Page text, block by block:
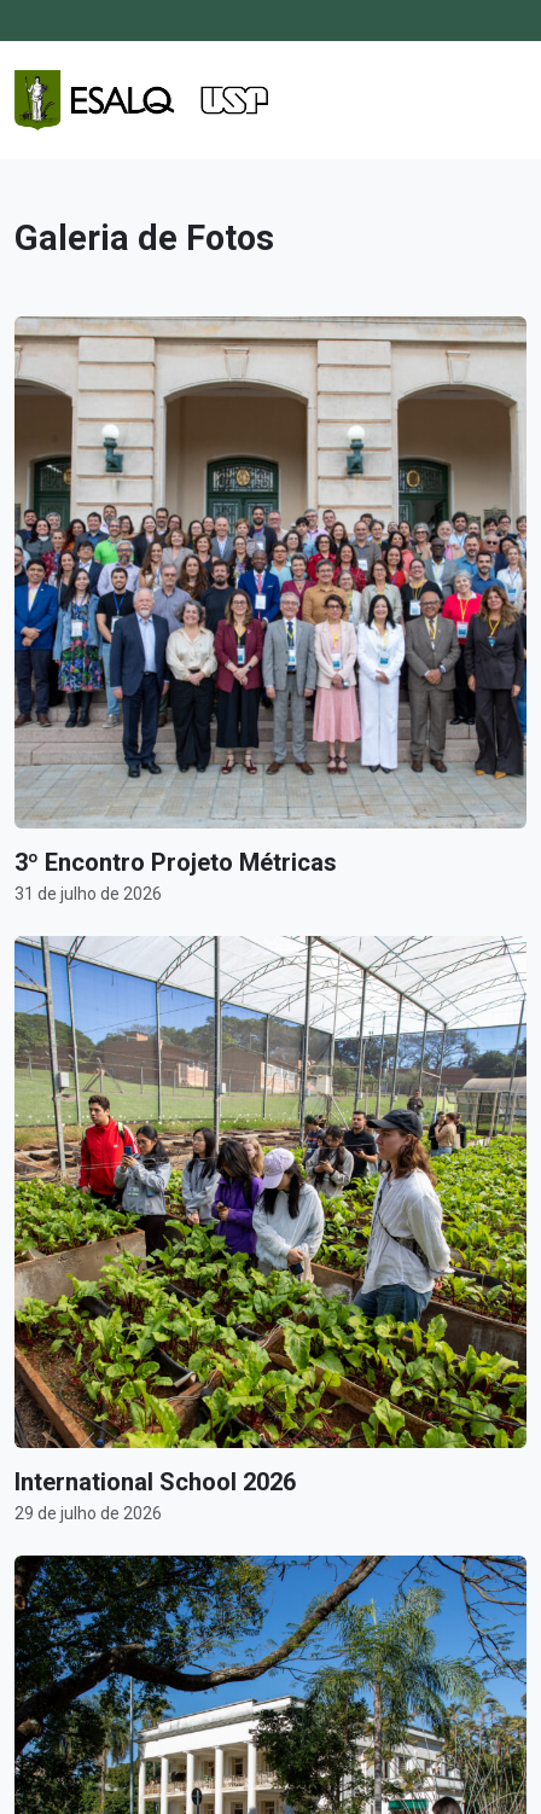
Galeria de Fotos
3º Encontro Projeto Métricas
31 de julho de 2026
International School 2026
29 de julho de 2026